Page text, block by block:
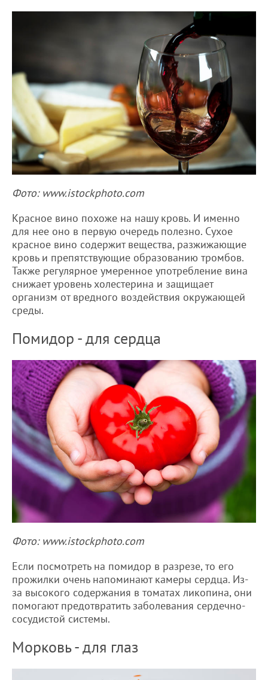
Фото: www.istockphoto.com
Красное вино похоже на нашу кровь. И именно
для нее оно в первую очередь полезно. Сухое
красное вино содержит вещества, разжижающие
кровь и препятствующие образованию тромбов.
Также регулярное умеренное употребление вина
снижает уровень холестерина и защищает
организм от вредного воздействия окружающей
среды.
Помидор - для сердца
Фото: www.istockphoto.com
Если посмотреть на помидор в разрезе, то его
прожилки очень напоминают камеры сердца. Из-
за высокого содержания в томатах ликопина, они
помогают предотвратить заболевания сердечно-
сосудистой системы.
Морковь - для глаз